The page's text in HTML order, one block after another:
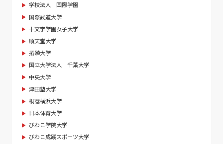
学校法人 国際学園
国際武道大学
十文字学園女子大学
順天堂大学
拓殖大学
国立大学法人 千葉大学
中央大学
津田塾大学
桐蔭横浜大学
日本体育大学
びわこ学院大学
びわこ成蹊スポーツ大学